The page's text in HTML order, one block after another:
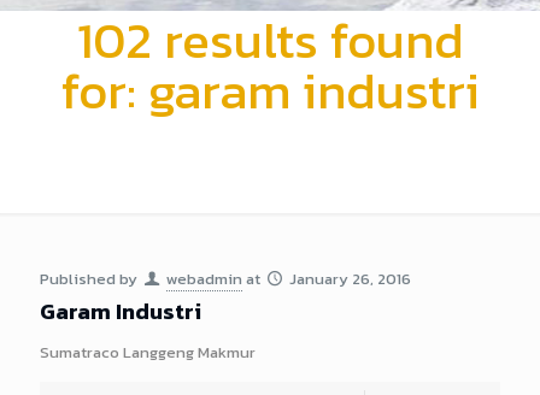
102 results found
for: garam industri
Published by webadmin at January 26, 2016
Garam Industri
Sumatraco Langgeng Makmur